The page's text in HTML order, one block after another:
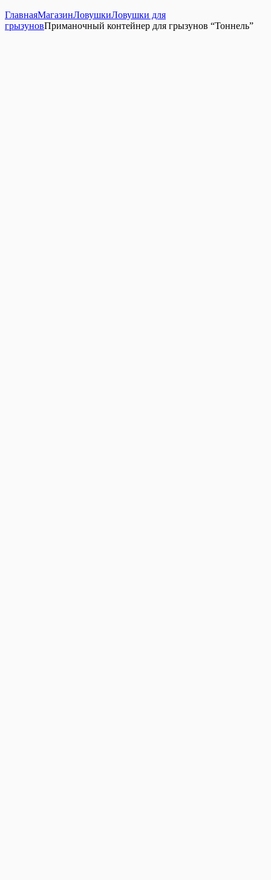
ГлавнаяМагазинЛовушкиЛовушки для
грызуновПриманочный контейнер для грызунов “Тоннель”